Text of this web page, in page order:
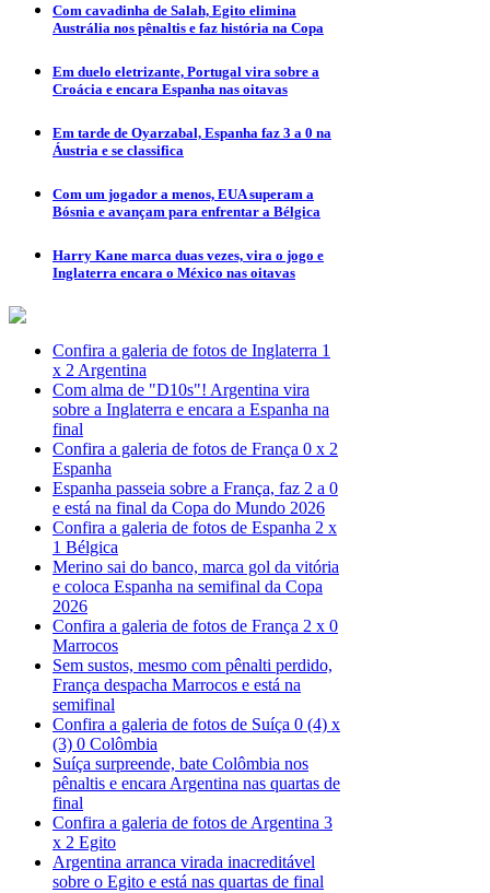
Com cavadinha de Salah, Egito elimina
Austrália nos pênaltis e faz história na Copa
Em duelo eletrizante, Portugal vira sobre a
Croácia e encara Espanha nas oitavas
Em tarde de Oyarzabal, Espanha faz 3 a 0 na
Áustria e se classifica
Com um jogador a menos, EUA superam a
Bósnia e avançam para enfrentar a Bélgica
Harry Kane marca duas vezes, vira o jogo e
Inglaterra encara o México nas oitavas
Confira a galeria de fotos de Inglaterra 1
x 2 Argentina
Com alma de "D10s"! Argentina vira
sobre a Inglaterra e encara a Espanha na
final
Confira a galeria de fotos de França 0 x 2
Espanha
Espanha passeia sobre a França, faz 2 a 0
e está na final da Copa do Mundo 2026
Confira a galeria de fotos de Espanha 2 x
1 Bélgica
Merino sai do banco, marca gol da vitória
e coloca Espanha na semifinal da Copa
2026
Confira a galeria de fotos de França 2 x 0
Marrocos
Sem sustos, mesmo com pênalti perdido,
França despacha Marrocos e está na
semifinal
Confira a galeria de fotos de Suíça 0 (4) x
(3) 0 Colômbia
Suíça surpreende, bate Colômbia nos
pênaltis e encara Argentina nas quartas de
final
Confira a galeria de fotos de Argentina 3
x 2 Egito
Argentina arranca virada inacreditável
sobre o Egito e está nas quartas de final